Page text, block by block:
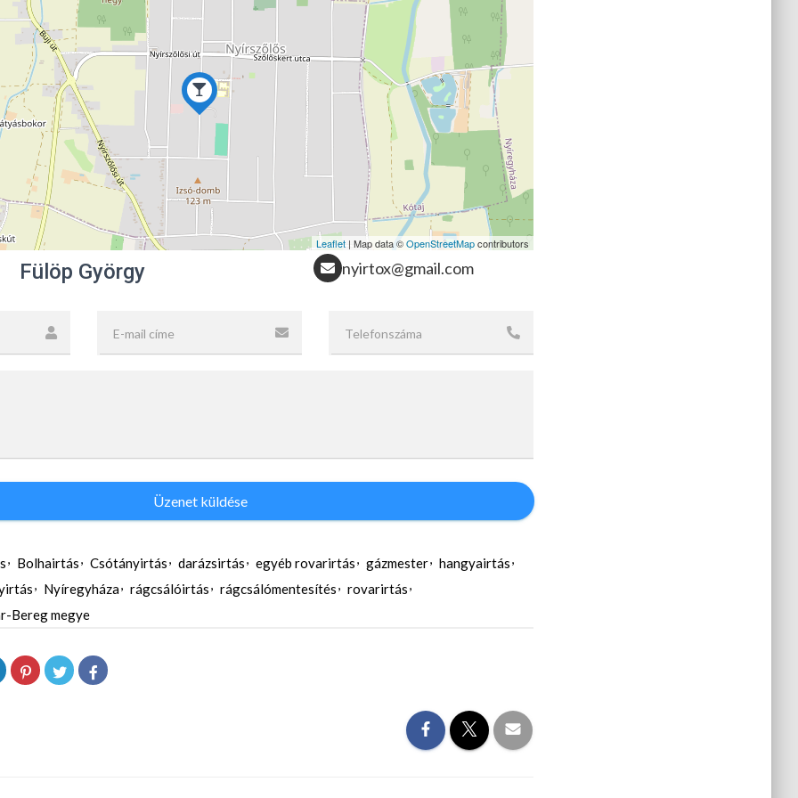
Leaflet | Map data ©OpenStreetMapcontributors
Fülöp György nyirtox@gmail.com
Üzenet küldése
Bolhairtás Csótányirtás darázsirtás egyéb rovarirtás gázmester
hangyairtás
Nyíregyháza rágcsálóirtás rágcsálómentesítés
rovarirtás
Bereg megye